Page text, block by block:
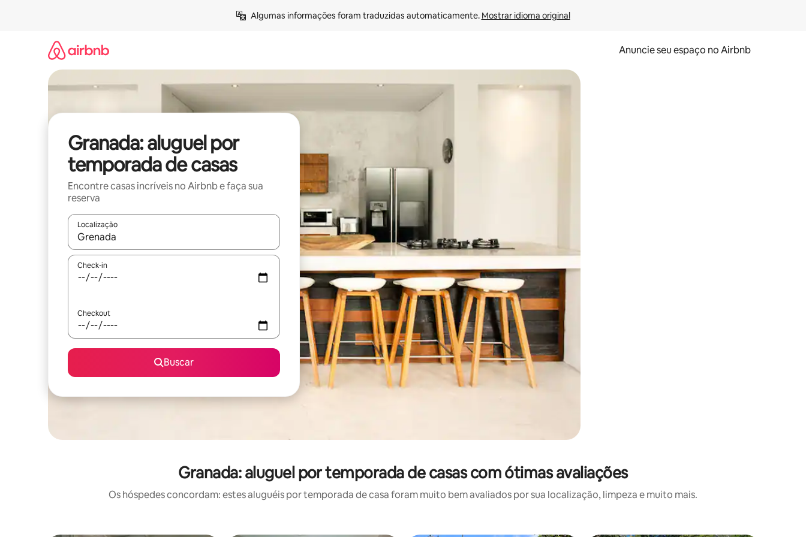
Algumas informações foram traduzidas automaticamente. Mostrar idioma original
Anuncie seu espaço no Airbnb
Granada: aluguel por
temporada de casas
Encontre casas incríveis no Airbnb e faça sua
reserva
Localização
Quando os resultados estiverem disponíveis, explore-os usando as seta para cima e para baixo do teclado ou tocando e deslizando o dedo na tela.
Check-in
Checkout
Buscar
Granada: aluguel por temporada de casas com ótimas avaliações
Os hóspedes concordam: estes aluguéis por temporada de casa foram muito bem avaliados por sua localização, limpeza e muito mais.